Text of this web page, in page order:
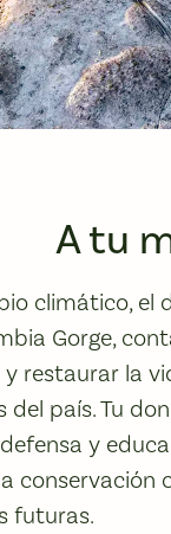
A tu
climático, el
Gorge,
restaurar la
del país. Tu
y
conservación
futuras.